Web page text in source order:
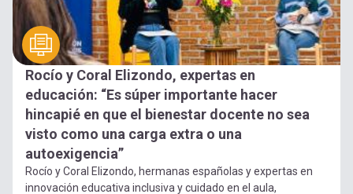
Rocío y Coral Elizondo, expertas en
educación: “Es súper importante hacer
hincapié en que el bienestar docente no sea
visto como una carga extra o una
autoexigencia”
Rocío y Coral Elizondo, hermanas españolas y expertas en
innovación educativa inclusiva y cuidado en el aula,